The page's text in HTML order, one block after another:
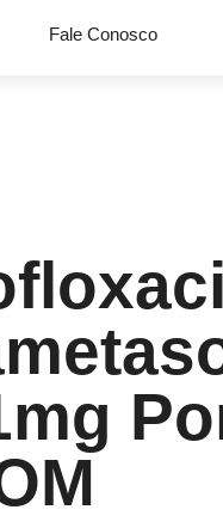
Fale Conosco